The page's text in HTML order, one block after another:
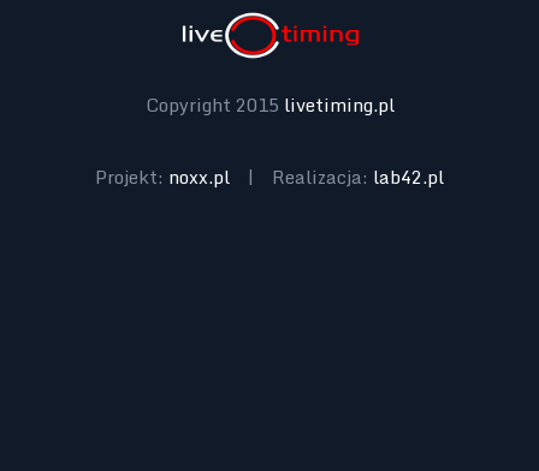
Copyright 2015 livetiming.pl
Projekt: noxx.pl | Realizacja: lab42.pl